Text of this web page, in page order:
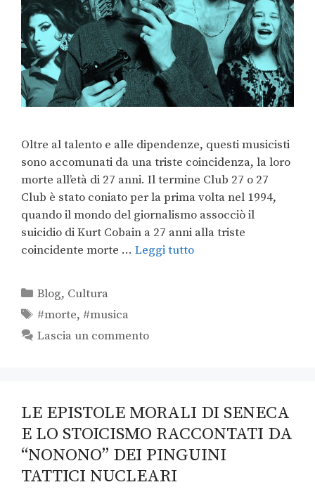
Oltre al talento e alle dipendenze, questi musicisti
sono accomunati da una triste coincidenza, la loro
morte all’età di 27 anni. Il termine Club 27 o 27
Club è stato coniato per la prima volta nel 1994,
quando il mondo del giornalismo assocciò il
suicidio di Kurt Cobain a 27 anni alla triste
coincidente morte … Leggi tutto
Blog, Cultura
#morte, #musica
Lascia un commento
LE EPISTOLE MORALI DI SENECA
E LO STOICISMO RACCONTATI DA
“NONONO” DEI PINGUINI
TATTICI NUCLEARI